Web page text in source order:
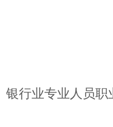
银行业专业人员职